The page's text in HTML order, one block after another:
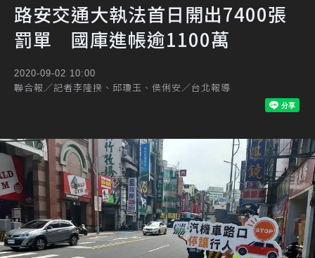
路安交通大執法首日開出7400張
罰單 國庫進帳逾1100萬
2020-09-02 10:00
聯合報／記者李隆揆、邱瓊玉、侯俐安／台北報導